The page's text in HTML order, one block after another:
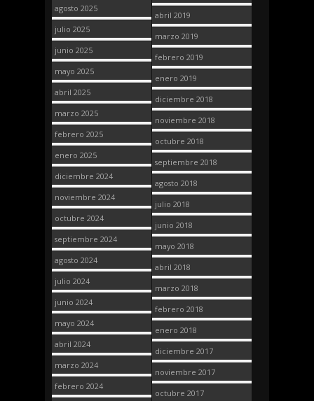
agosto 2025
julio 2025
junio 2025
mayo 2025
abril 2025
marzo 2025
febrero 2025
enero 2025
diciembre 2024
noviembre 2024
octubre 2024
septiembre 2024
agosto 2024
julio 2024
junio 2024
mayo 2024
abril 2024
marzo 2024
febrero 2024
abril 2019
marzo 2019
febrero 2019
enero 2019
diciembre 2018
noviembre 2018
octubre 2018
septiembre 2018
agosto 2018
julio 2018
junio 2018
mayo 2018
abril 2018
marzo 2018
febrero 2018
enero 2018
diciembre 2017
noviembre 2017
octubre 2017